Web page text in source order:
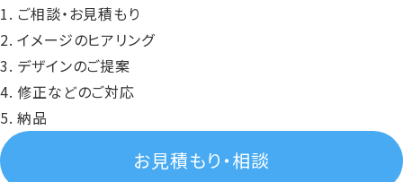
ご相談・お見積もり
イメージのヒアリング
デザインのご提案
修正などのご対応
納品
お見積もり・相談